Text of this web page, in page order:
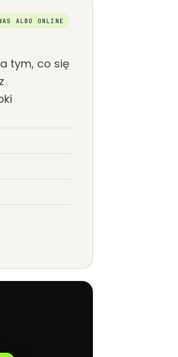
ALBO ONLINE
tym, co się